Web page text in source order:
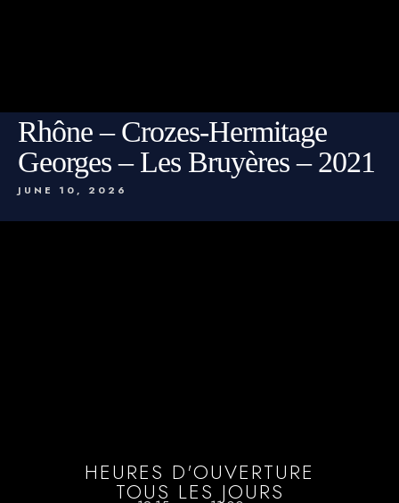
Rhône – Crozes-Hermitage
Georges – Les Bruyères – 2021
JUNE 10, 2026
HEURES D'OUVERTURE
TOUS LES JOURS